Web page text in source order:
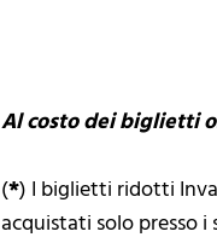
Al costo dei biglietti
(*) I biglietti ridotti
acquistati solo presso